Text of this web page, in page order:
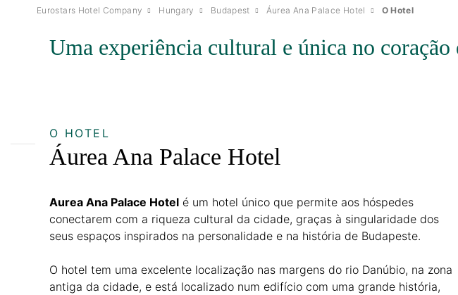
Eurostars Hotel Company Hungary Budapest Áurea Ana Palace Hotel O Hotel
Uma experiência cultural e única no coração
O HOTEL
Áurea Ana Palace Hotel
Aurea Ana Palace Hotel é um hotel único que permite aos hóspedes
conectarem com a riqueza cultural da cidade, graças à singularidade dos
seus espaços inspirados na personalidade e na história de Budapeste.
O hotel tem uma excelente localização nas margens do rio Danúbio, na zona
antiga da cidade, e está localizado num edifício com uma grande história,